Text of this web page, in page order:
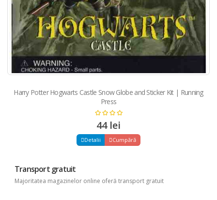
Harry Potter Hogwarts Castle Snow Globe and Sticker Kit | Running
Press
44 lei
Detalii Cumpără
Transport gratuit
Majoritatea magazinelor online oferă transport gratuit